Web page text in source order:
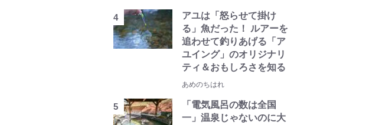
アユは「怒らせて掛け
る」魚だった！ ルアーを
追わせて釣りあげる「ア
ユイング」のオリジナリ
ティ＆おもしろさを知る
あめのちはれ
「電気風呂の数は全国
一」温泉じゃないのに大